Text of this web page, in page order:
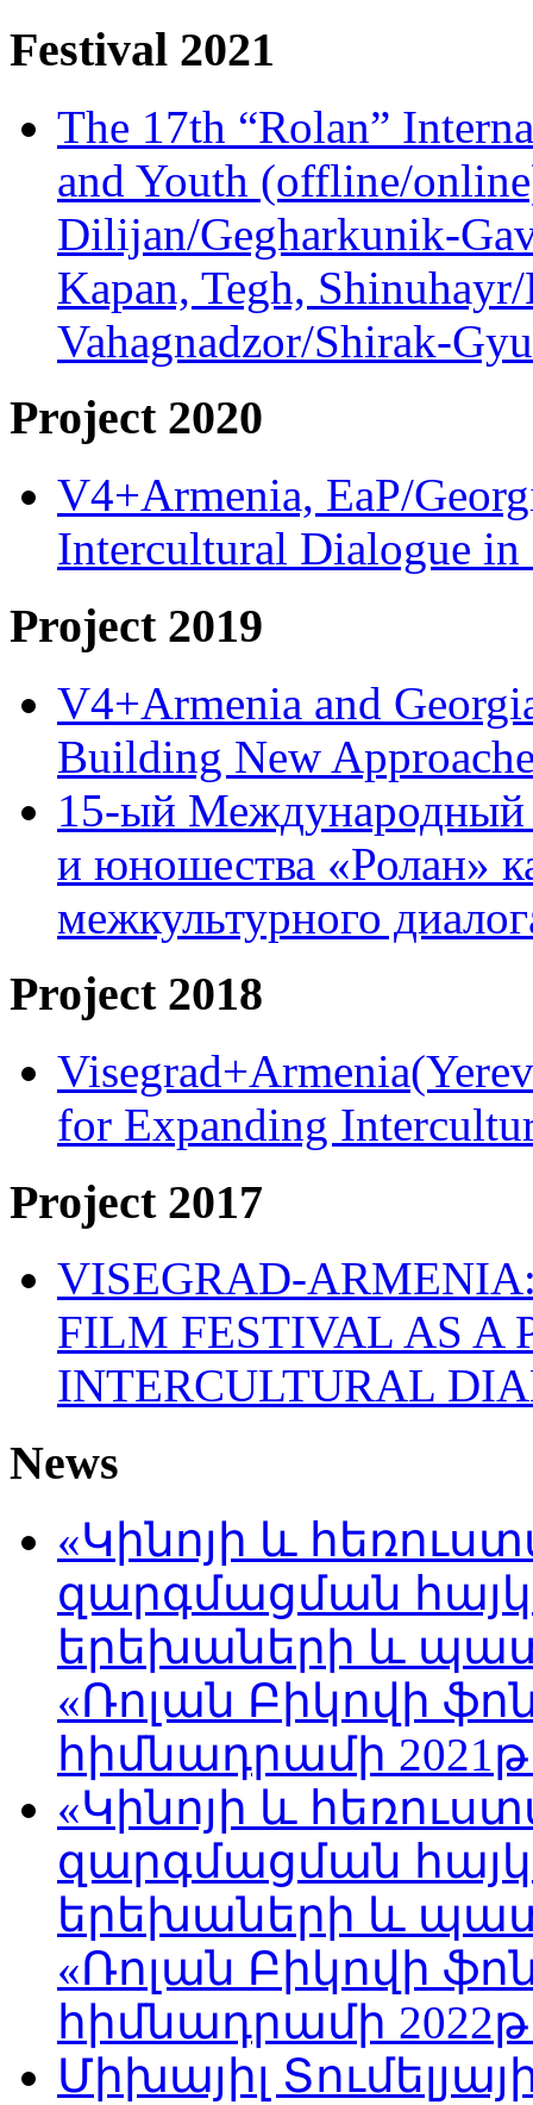
Festival 2021
The 17th “Rolan”
and Youth (offline/
Dilijan/Gegharkunik-
Kapan, Tegh,
Vahagnadzor/Shirak-
Project 2020
V4+Armenia, EaP/
Intercultural Dialogue
Project 2019
V4+Armenia and
Building New
15-ый Международный
и юношества «Ролан»
межкультурного
Project 2018
for Expanding
Project 2017
VISEGRAD-
FILM FESTIVAL AS A
INTERCULTURAL
News
«Կինոյի և
զարգմացման
երեխաների և
«Ռոլան Բիկովի
հիմնադրամի
«Կինոյի և
զարգմացման
երեխաների և
«Ռոլան Բիկովի
հիմնադրամի
Միխայիլ